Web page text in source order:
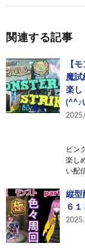
関連する記事
【
魔試
楽し
(^^♪
ピン
楽し
い配
縦型
６１